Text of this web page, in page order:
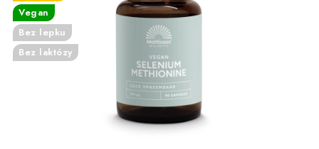
ZDRAVOTNÍ OKRUHY
ZNAČKY
Odborný garant MUDr. Monika Klaudysová
Obchodní podmínky Kontakty
Vegan
Bez lepku
Bez laktózy